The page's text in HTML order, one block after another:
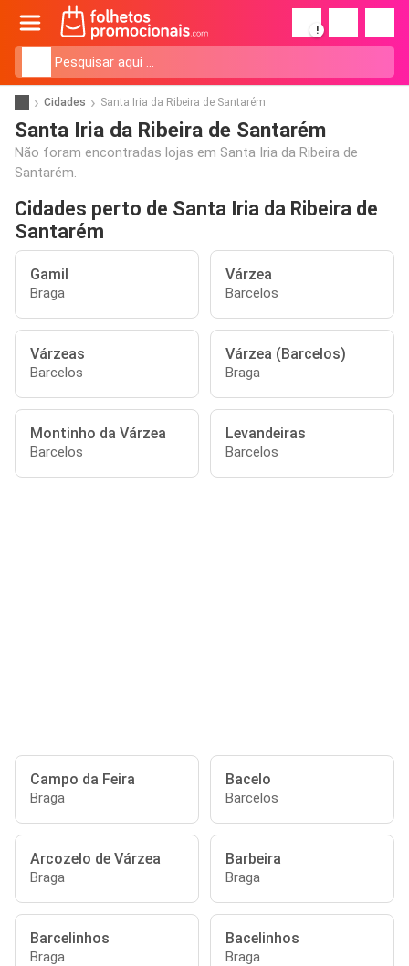
!
Cidades Santa Iria da Ribeira de Santarém
Santa Iria da Ribeira de Santarém
Não foram encontradas lojas em Santa Iria da Ribeira de
Santarém.
Cidades perto de Santa Iria da Ribeira de
Santarém
Gamil
Braga
Várzea
Barcelos
Várzeas
Barcelos
Várzea (Barcelos)
Braga
Montinho da Várzea
Barcelos
Levandeiras
Barcelos
Campo da Feira
Braga
Bacelo
Barcelos
Arcozelo de Várzea
Braga
Barbeira
Braga
Barcelinhos
Braga
Bacelinhos
Braga